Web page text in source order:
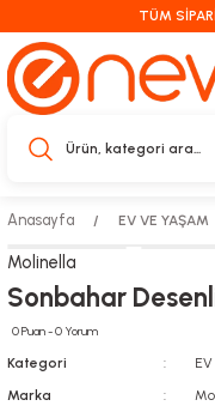
TÜM
Anasayfa EV VE YAŞAM
Molinella
Sonbahar
0 Puan - 0 Yorum
Kategori
Marka